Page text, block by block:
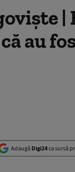
|
au
Adaugă Digi24ca sursă